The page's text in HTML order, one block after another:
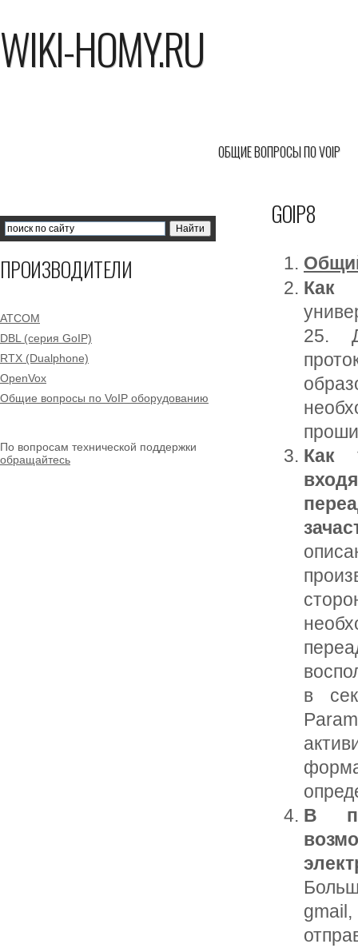
WIKI-HOMY.RU
ОБЩИЕ ВОПРОСЫ ПО VOIP
GOIP8
Как
25.
Как
в
В
ПРОИЗВОДИТЕЛИ
ATCOM
DBL (серия GoIP)
RTX (Dualphone)
OpenVox
Общие вопросы по VoIP оборудованию
По вопросам технической поддержки
обращайтесь